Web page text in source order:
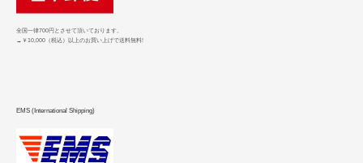
全国一律700円とさせて頂いております。
→￥10,000（税込）以上のお買い上げで送料無料!
EMS (International Shipping)